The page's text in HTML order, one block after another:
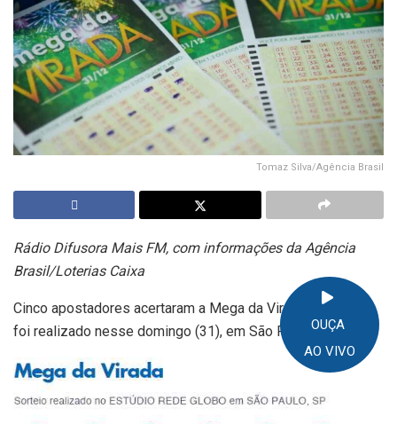
OUÇA
AO VIVO
Tomaz Silva/Agência Brasil
Rádio Difusora Mais FM, com informações da Agência
Brasil/Loterias Caixa
Cinco apostadores acertaram a Mega da Virada. O sorteio
foi realizado nesse domingo (31), em São Paulo.